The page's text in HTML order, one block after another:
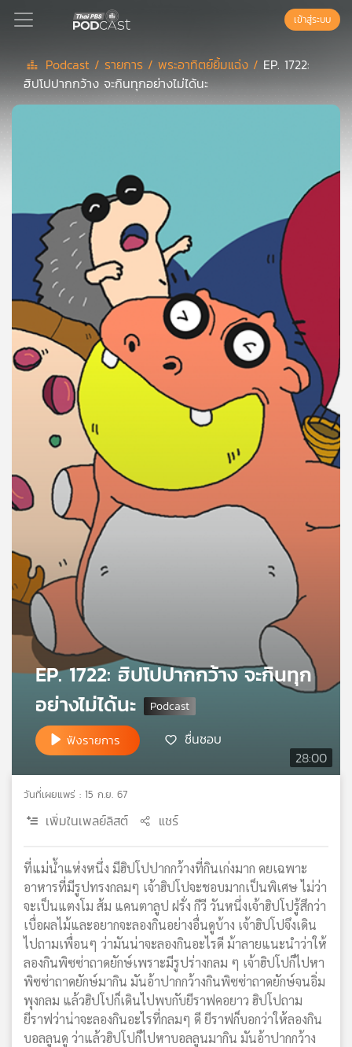
Podcast
แนะนำ
ลิ
สต์
ของ
คุณ
บทความ
และ
กิจกรรม
เกี่ยว
ไทย
เอส
แผนที่
วิทยุ
เครือ
ข่าย
เข้าสู่ระบบ
Podcast / รายการ /พระอาทิตย์ยิ้มแฉ่ง / EP. 1722:
ฮิปโปปากกว้าง จะกินทุกอย่างไม่ได้นะ
28:00
EP. 1722: ฮิปโปปากกว้าง จะกินทุก
อย่างไม่ได้นะ
ฟังรายการ ชื่นชอบ
วันที่เผยแพร่ : 15 ก.ย. 67
เพิ่มในเพลย์ลิสต์ แชร์
ที่แม่น้ำแห่งหนึ่ง มีฮิปโปปากกว้างที่กินเก่งมาก ดยเฉพาะ
อาหารที่มีรูปทรงกลมๆ เจ้าฮิปโปจะชอบมากเป็นพิเศษ ไม่ว่า
จะเป็นแตงโม ส้ม แคนตาลูป ฝรั่ง กีวี วันหนึ่งเจ้าฮิปโปรู้สึกว่า
เบื่อผลไม้และอยากจะลองกินอย่างอื่นดูบ้าง เจ้าฮิปโปจึงเดิน
ไปถามเพื่อนๆ ว่ามันน่าจะลองกินอะไรดี ม้าลายแนะนำว่าให้
ลองกินพิซซ่าถาดยักษ์เพราะมีรูปร่างกลม ๆ เจ้าฮิปโปก็ไปหา
พิซซ่าถาดยักษ์มากิน มันอ้าปากกว้างกินพิซซ่าถาดยักษ์จนอิ่ม
พุงกลม แล้วฮิปโปก็เดินไปพบกับยีราฟคอยาว ฮิปโปถาม
ยีราฟว่าน่าจะลองกินอะไรที่กลมๆ ดี ยีราฟก็บอกว่าให้ลองกิน
บอลลูนดู ว่าแล้วฮิปโปก็ไปหาบอลลูนมากิน มันอ้าปากกว้าง